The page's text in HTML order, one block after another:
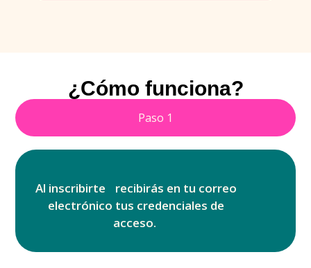
¿Cómo funciona?
Paso 1
Al inscribirte recibirás en tu correo
electrónico tus credenciales de
acceso.